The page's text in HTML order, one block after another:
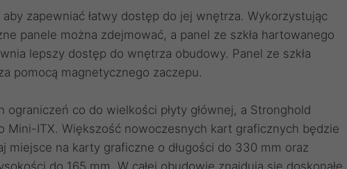
zapewniać łatwy dostęp do jej wnętrza. Wykorzystując
panele można zdejmować, a panel ze szkła hartowanego
lepszy dostęp do wnętrza obudowy. Panel ze szkła
pomocą magnetycznego zaczepu.
co do wielkości płyty głównej, a Stronghold
Mini-ITX. Większość nowoczesnych kart graficznych będzie
miejsce na karty graficzne o długości do 330 mm oraz
do 165 mm. W całej obudowie znajdują się doskonałe